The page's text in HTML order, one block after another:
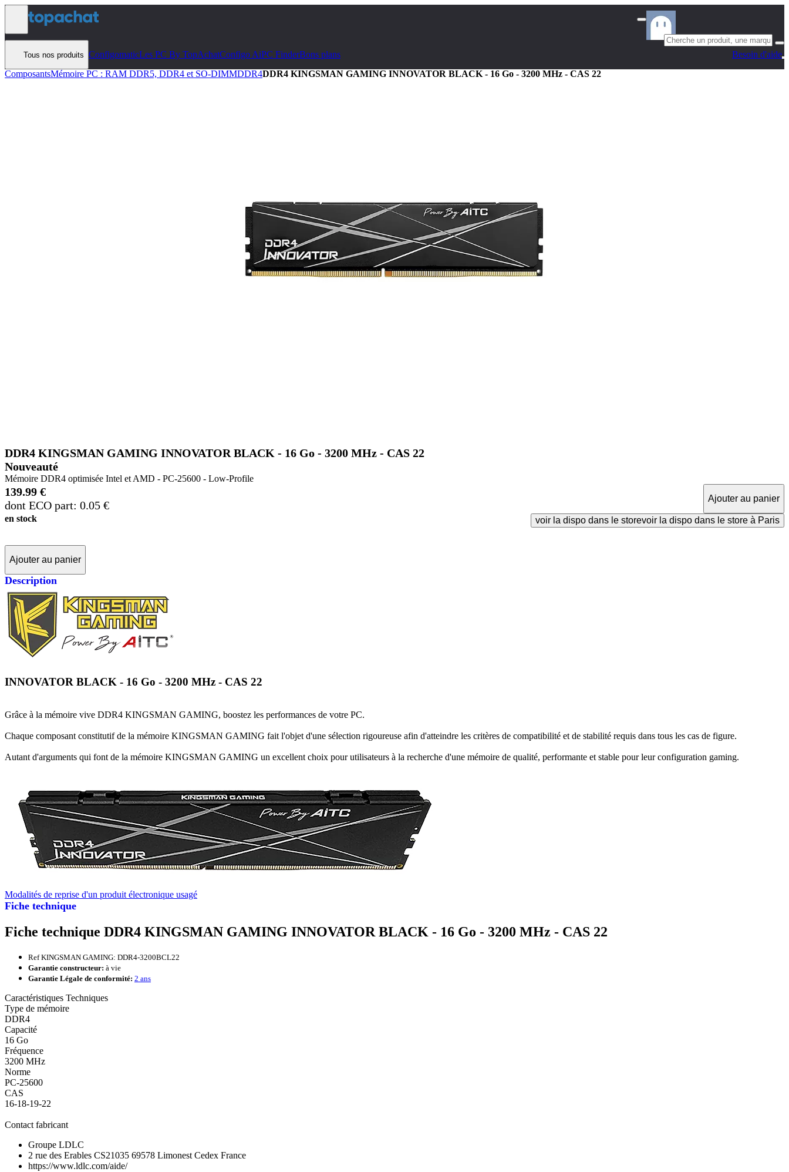
Aller au contenu
Tous nos produits ConfigomaticLes PC By TopAchatConfigo AiPC FinderBons plans
Besoin d'aide
ComposantsMémoire PC : RAM DDR5, DDR4 et SO-DIMMDDR4DDR4 KINGSMAN GAMING INNOVATOR BLACK - 16 Go - 3200 MHz - CAS 22
DDR4 KINGSMAN GAMING INNOVATOR BLACK - 16 Go - 3200 MHz - CAS 22
Nouveauté
Mémoire DDR4 optimisée Intel et AMD - PC-25600 - Low-Profile
139.99 €
dont ECO part: 0.05 €
Ajouter au panier
en stock
voir la dispo dans le storevoir la dispo dans le store à Paris
Ajouter au panier
Description
Fiche technique
INNOVATOR BLACK - 16 Go - 3200 MHz - CAS 22
Grâce à la mémoire vive DDR4 KINGSMAN GAMING, boostez les performances de votre PC.
Chaque composant constitutif de la mémoire KINGSMAN GAMING fait l'objet d'une sélection rigoureuse afin d'atteindre les critères de compatibilité et de stabilité requis dans tous les cas de figure.
Autant d'arguments qui font de la mémoire KINGSMAN GAMING un excellent choix pour utilisateurs à la recherche d'une mémoire de qualité, performante et stable pour leur configuration gaming.
Modalités de reprise d'un produit électronique usagé
Fiche technique DDR4 KINGSMAN GAMING INNOVATOR BLACK - 16 Go - 3200 MHz - CAS 22
Ref KINGSMAN GAMING: DDR4-3200BCL22
Garantie constructeur: à vie
Garantie Légale de conformité: 2 ans
Caractéristiques Techniques
Type de mémoire
DDR4
Capacité
16 Go
Fréquence
3200 MHz
Norme
PC-25600
CAS
16-18-19-22
Contact fabricant
Groupe LDLC
2 rue des Erables CS21035 69578 Limonest Cedex France
https://www.ldlc.com/aide/